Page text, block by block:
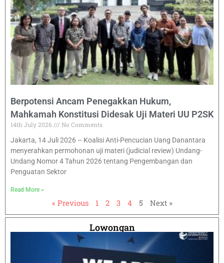
Berpotensi Ancam Penegakkan Hukum,
Mahkamah Konstitusi Didesak Uji Materi UU P2SK
14th July 2026
No Comments
Jakarta, 14 Juli 2026 – Koalisi Anti-Pencucian Uang Danantara
menyerahkan permohonan uji materi (judicial review) Undang-
Undang Nomor 4 Tahun 2026 tentang Pengembangan dan
Penguatan Sektor
Read More »
« Previous 1 2 3 4 5 Next »
Lowongan